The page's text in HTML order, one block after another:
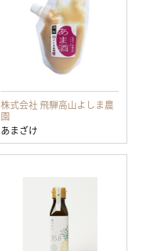
株式会社 飛騨高山よしま農
園
あまざけ